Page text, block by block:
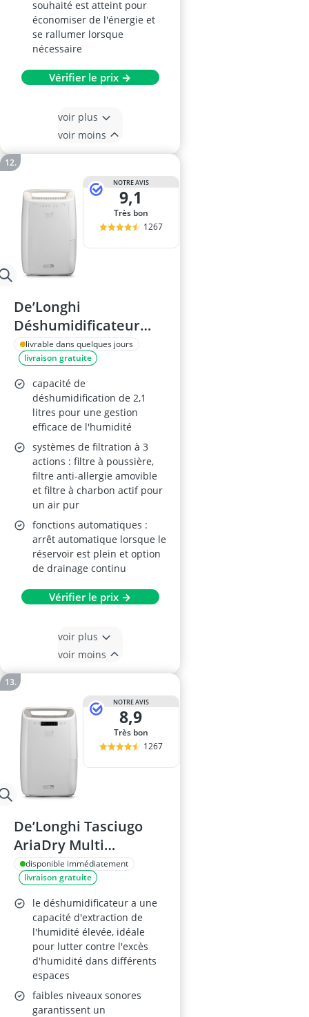
souhaité est atteint pour
économiser de l'énergie et
se rallumer lorsque
nécessaire
Vérifier le prix →
voir plus
voir moins
NOTRE AVIS
9,1
Très bon
1267
De’Longhi
Déshumidificateur
Portable DEX210SF
livrable dans quelques jours
livraison gratuite
capacité de
déshumidification de 2,1
litres pour une gestion
efficace de l'humidité
systèmes de filtration à 3
actions : filtre à poussière,
filtre anti-allergie amovible
et filtre à charbon actif pour
un air pur
fonctions automatiques :
arrêt automatique lorsque le
réservoir est plein et option
de drainage continu
Vérifier le prix →
voir plus
voir moins
NOTRE AVIS
8,9
Très bon
1267
De’Longhi Tasciugo
AriaDry Multi
DEXD214RF
disponible immédiatement
livraison gratuite
le déshumidificateur a une
capacité d'extraction de
l'humidité élevée, idéale
pour lutter contre l'excès
d'humidité dans différents
espaces
faibles niveaux sonores
garantissent un